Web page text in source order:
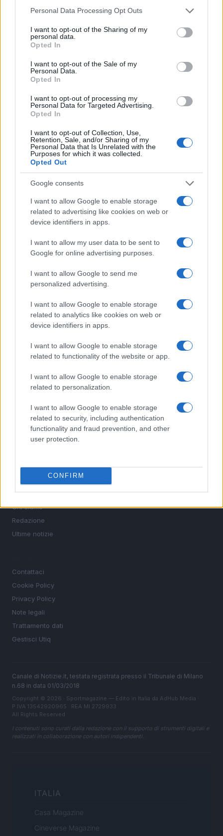
Please note that this website/app uses one or more Google
not limited to your visit or usage behaviour. You may click to
grant or deny consent to Google and its third-party tags to
use your data for below specified purposes in below Google
consent section.
Personal Data Processing Opt Outs
I want to opt-out of the Sharing of my
personal data.
Opted In
I want to opt-out of the Sale of my
Personal Data.
Opted In
I want to opt-out of processing my
Personal Data for Targeted Advertising.
Opted In
I want to opt-out of Collection, Use,
Retention, Sale, and/or Sharing of my
Personal Data that Is Unrelated with the
Purposes for which it was collected.
Opted Out
Google consents
I want to allow Google to enable storage
related to advertising like cookies on web or
device identifiers in apps.
I want to allow my user data to be sent to
Google for online advertising purposes.
I want to allow Google to send me
personalized advertising.
I want to allow Google to enable storage
related to analytics like cookies on web or
device identifiers in apps.
I want to allow Google to enable storage
related to functionality of the website or app.
I want to allow Google to enable storage
related to personalization.
I want to allow Google to enable storage
related to security, including authentication
functionality and fraud prevention, and other
user protection.
CONFIRM
Andrea Conforti · 7 Ago 2026
Chi si muove spesso cerca soluzioni semplici: cresce
Fondi garantiti per i Gran Premi di Formula 1: 5,25
milioni per il 2026
F1 2026: Sainz valuta il futuro con Williams dopo una
stagione deludente
Formula 1 Circuito: Comparato punta al podio nel Gran
Premio di Issyk-Kul
delle scuderie
Sportmagazine: notizie, approfondimenti e classifiche su
calcio, basket, tennis, ciclismo, motori, Formula 1,
MotoGP e Olimpiadi. Le ultime news dalle competizioni
nazionali e internazionali, gli highlight delle partite, le
le discipline che fanno emozionare gli appassionati di
SEZIONI
Basket
Motori
Altri sport
MAGAZINE
Chi siamo
Redazione
Ultime notizie
Contattaci
Cookie Policy
Privacy Policy
Note legali
Trattamento dati
Gestisci Utiq
Canale di Notizie.it, testata registrata presso il Tribunale di Milano
n.68 in data 01/03/2018
Copyright © 2026 · Sportmagazine — Edito in Italia da AdHub Media
P.IVA 13542920965 · REA MI 2729933
All Rights Reserved
I contenuti sono curati dalla redazione con il supporto di strumenti digitali e
realizzati in collaborazione con autori indipendenti.
ITALIA
Casa Magazine
Cineverse Magazine